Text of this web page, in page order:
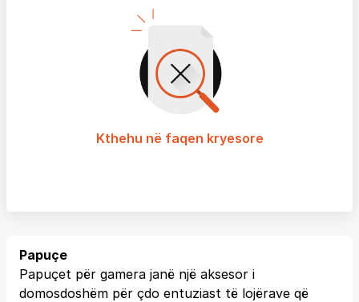
Kthehu në faqen kryesore
Papuçe
Papuçet për gamera janë një aksesor i
domosdoshëm për çdo entuziast të lojërave që